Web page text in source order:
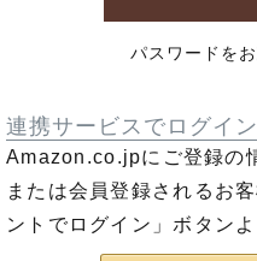
パスワードを
連携サービスでログイ
Amazon.co.jpにご登録の
または会員登録されるお
ントでログイン」ボタン